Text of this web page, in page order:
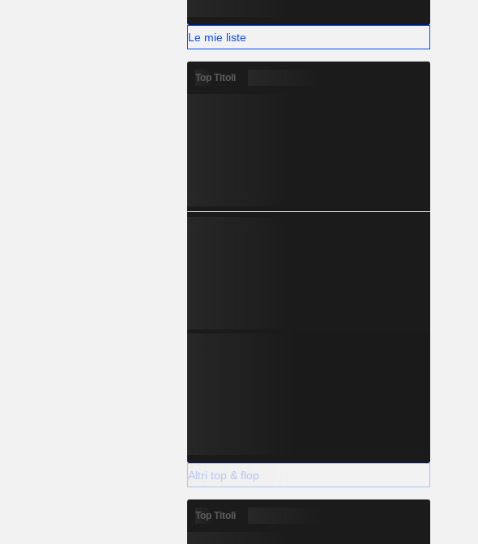
Le mie liste
Top Titoli
Altri top & flop
Top Titoli